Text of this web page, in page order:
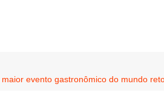
evento gastronômico do mundo